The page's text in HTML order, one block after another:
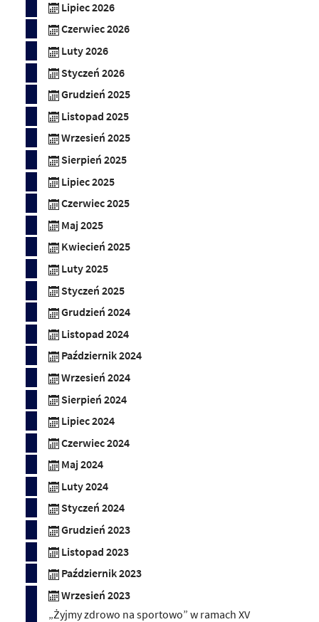
Lipiec 2026
Czerwiec 2026
Luty 2026
Styczeń 2026
Grudzień 2025
Listopad 2025
Wrzesień 2025
Sierpień 2025
Lipiec 2025
Czerwiec 2025
Maj 2025
Kwiecień 2025
Luty 2025
Styczeń 2025
Grudzień 2024
Listopad 2024
Październik 2024
Wrzesień 2024
Sierpień 2024
Lipiec 2024
Czerwiec 2024
Maj 2024
Luty 2024
Styczeń 2024
Grudzień 2023
Listopad 2023
Październik 2023
Wrzesień 2023
„Żyjmy zdrowo na sportowo” w ramach XV